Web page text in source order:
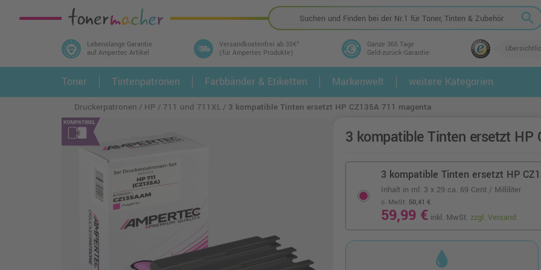
search
Lebenslange Garantie
auf Ampertec Artikel
Versandkostenfrei ab 35€¹
(für Ampertec Produkte)
Ganze 365 Tage
Geld-zurück-Garantie
In 3 einfachen Schritten ihr Druckermodell
und alle dazu passenden Artikel finden ➤ 1. 2.
Toner Tintenpatronen Farbbänder & Etiketten Markenwelt weitere Kategorien
Druckerpatronen HP 711 und 711XL 3 kompatible Tinten ersetzt HP CZ135A 711 magenta
3 kompatible Tinten ersetzt HP
3 kompatible Tinten ersetzt HP
Inhalt in ml: 3 x 29 ca. 69 Cent / Milliliter
o. MwSt. 50,41 €
59,99 € inkl. MwSt. zzgl. Versand